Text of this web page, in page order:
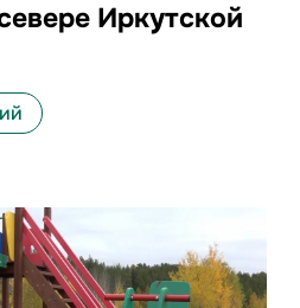
Иркутской